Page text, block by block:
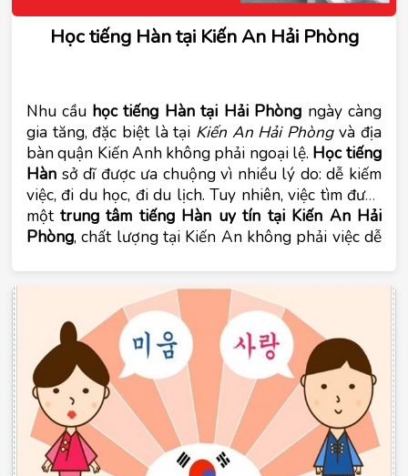
Học tiếng Hàn tại Kiến An Hải Phòng
Nhu cầu học tiếng Hàn tại Hải Phòng ngày càng
gia tăng, đặc biệt là tại Kiến An Hải Phòngvà địa
bàn quận Kiến Anh không phải ngoại lệ. Học tiếng
Hàn sở dĩ được ưa chuộng vì nhiều lý do: dễ kiếm
việc, đi du học, đi du lịch. Tuy nhiên, việc tìm được
một trung tâm tiếng Hàn uy tín tại Kiến An Hải
Phòng, chất lượng tại Kiến An không phải việc dễ
lựa chọn tốt khi bạn muốnhọc tiếng Hàn tại Kiến
An Hải Phòng. Cùng tìm hiểu trong bài viết dưới